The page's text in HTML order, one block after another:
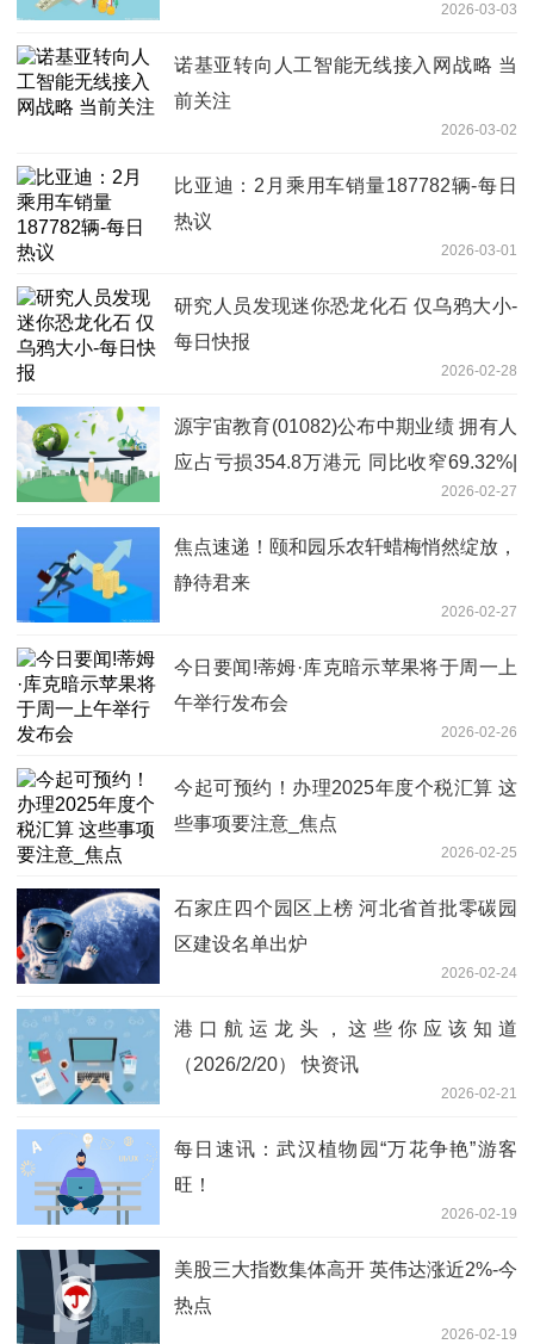
2026-03-03
诺基亚转向人工智能无线接入网战略 当
前关注
2026-03-02
比亚迪：2月乘用车销量187782辆-每日
热议
2026-03-01
研究人员发现迷你恐龙化石 仅乌鸦大小-
每日快报
2026-02-28
源宇宙教育(01082)公布中期业绩 拥有人
应占亏损354.8万港元 同比收窄69.32%|
2026-02-27
焦点速递！颐和园乐农轩蜡梅悄然绽放，
静待君来
2026-02-27
今日要闻!蒂姆·库克暗示苹果将于周一上
午举行发布会
2026-02-26
今起可预约！办理2025年度个税汇算 这
些事项要注意_焦点
2026-02-25
石家庄四个园区上榜 河北省首批零碳园
区建设名单出炉
2026-02-24
港口航运龙头，这些你应该知道
（2026/2/20） 快资讯
2026-02-21
每日速讯：武汉植物园“万花争艳”游客
旺！
2026-02-19
美股三大指数集体高开 英伟达涨近2%-今
热点
2026-02-19